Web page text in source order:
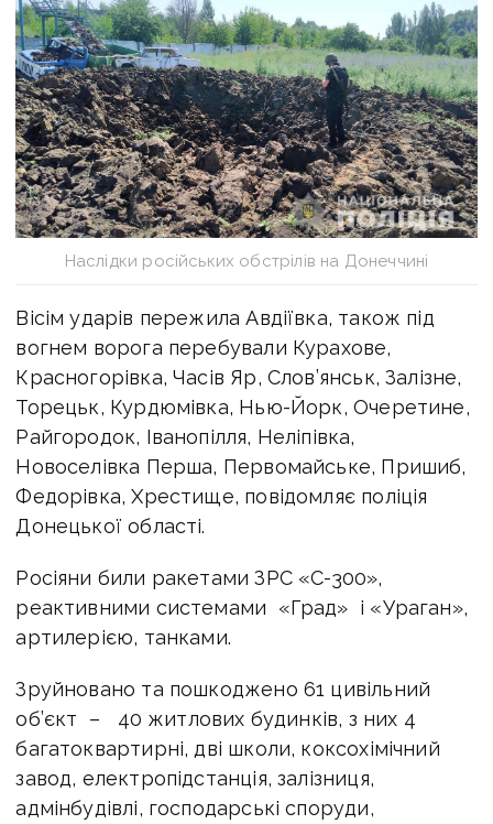
Наслідки російських обстрілів на Донеччині
Вісім ударів пережила Авдіївка, також під
вогнем ворога перебували Курахове,
Красногорівка, Часів Яр, Слов’янськ, Залізне,
Торецьк, Курдюмівка, Нью-Йорк, Очеретине,
Райгородок, Іванопілля, Неліпівка,
Новоселівка Перша, Первомайське, Пришиб,
Федорівка, Хрестище, повідомляє поліція
Донецької області.
Росіяни били ракетами ЗРС «С-300»,
реактивними системами «Град» і «Ураган»,
артилерією, танками.
Зруйновано та пошкоджено 61 цивільний
об’єкт – 40 житлових будинків, з них 4
багатоквартирні, дві школи, коксохімічний
завод, електропідстанція, залізниця,
адмінбудівлі, господарські споруди,